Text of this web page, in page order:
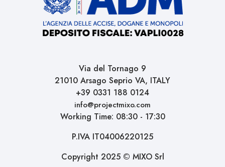
Via del Tornago 9
21010 Arsago Seprio VA, ITALY
+39 0331 188 0124
info@projectmixo.com
Working Time: 08:30 - 17:30
P.IVA IT04006220125
Copyright 2025 © MIXO Srl